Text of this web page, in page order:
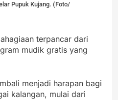
Pupuk Kujang. (Foto/
terpancar dari
mudik gratis yang
menjadi harapan bagi
kalangan, mulai dari